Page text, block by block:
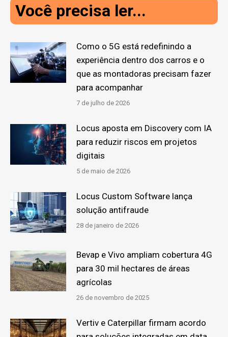
Você precisa ler...
Como o 5G está redefinindo a
experiência dentro dos carros e o
que as montadoras precisam fazer
para acompanhar
7 de julho de 2026
Locus aposta em Discovery com IA
para reduzir riscos em projetos
digitais
5 de maio de 2026
Locus Custom Software lança
solução antifraude
28 de janeiro de 2026
Bevap e Vivo ampliam cobertura 4G
para 30 mil hectares de áreas
agrícolas
26 de novembro de 2025
Vertiv e Caterpillar firmam acordo